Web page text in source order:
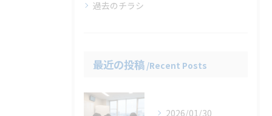
過去のチラシ
最近の投稿 Recent Posts
2026/01/30